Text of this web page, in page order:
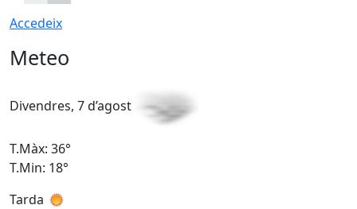
Accedeix
Meteo
Divendres, 7 d’agost
T.Màx: 36°
T.Min: 18°
Tarda